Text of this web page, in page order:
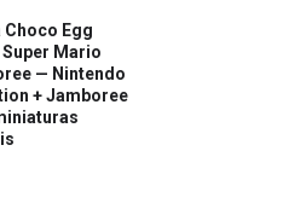
Choco Egg
Mario
— Nintendo
+ Jamboree